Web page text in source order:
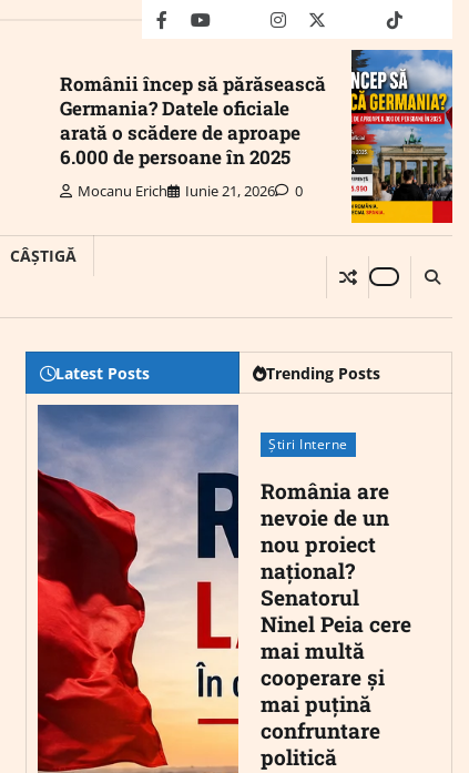
facebookyoutubeMailinstagram
twitter truthtiktok
Românii încep să părăsească
Germania? Datele oficiale
arată o scădere de aproape
6.000 de persoane în 2025
Mocanu Erich Iunie 21, 2026 0
CÂȘTIGĂ
Latest Posts Trending Posts
Știri Interne
România are
nevoie de un
nou proiect
național?
Senatorul
Ninel Peia cere
mai multă
cooperare și
mai puțină
confruntare
politică